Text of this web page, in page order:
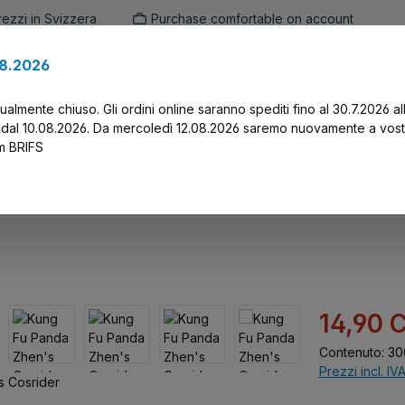
in Svizzera Purchase comfortable on account
Prezzo di
14,90
Contenuto:
Prezzi incl.
chiuso. Gli ordini online saranno spediti fino al 30.7.2026
10.08.2026. Da mercoledì 12.08.2026 saremo nuovamente a
BRIFS